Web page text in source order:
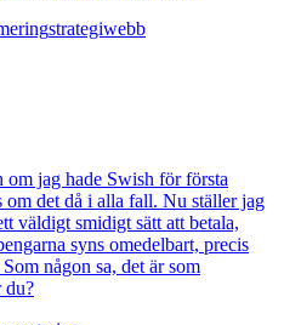
strategiwebb
jag hade Swish för första
om det då i alla fall. Nu ställer jag
väldigt smidigt sätt att betala,
syns omedelbart, precis
någon sa, det är som
du?